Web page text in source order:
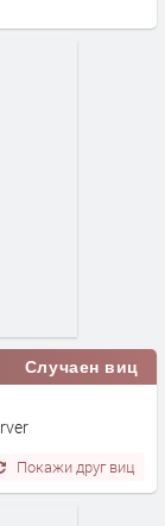
Случаен виц
Покажи друг виц